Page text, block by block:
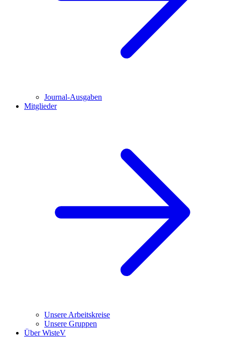
Journal-Ausgaben
Mitglieder
Unsere Arbeitskreise
Unsere Gruppen
Über WisteV